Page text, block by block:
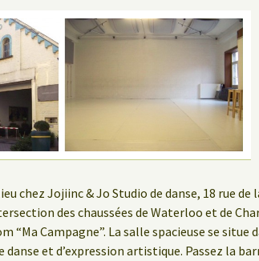
chez Jojiinc & Jo Studio de danse, 18 rue de
des chaussées de Waterloo et de
“Ma Campagne”. La salle spacieuse se
et d’expression artistique. Passez la